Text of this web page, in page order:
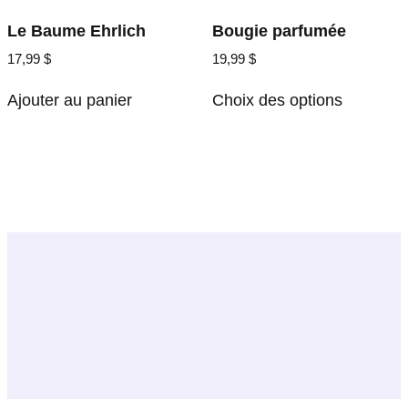
Le Baume Ehrlich
17,99 $
Ajouter au panier
Bougie parfumée
19,99 $
Choix des options